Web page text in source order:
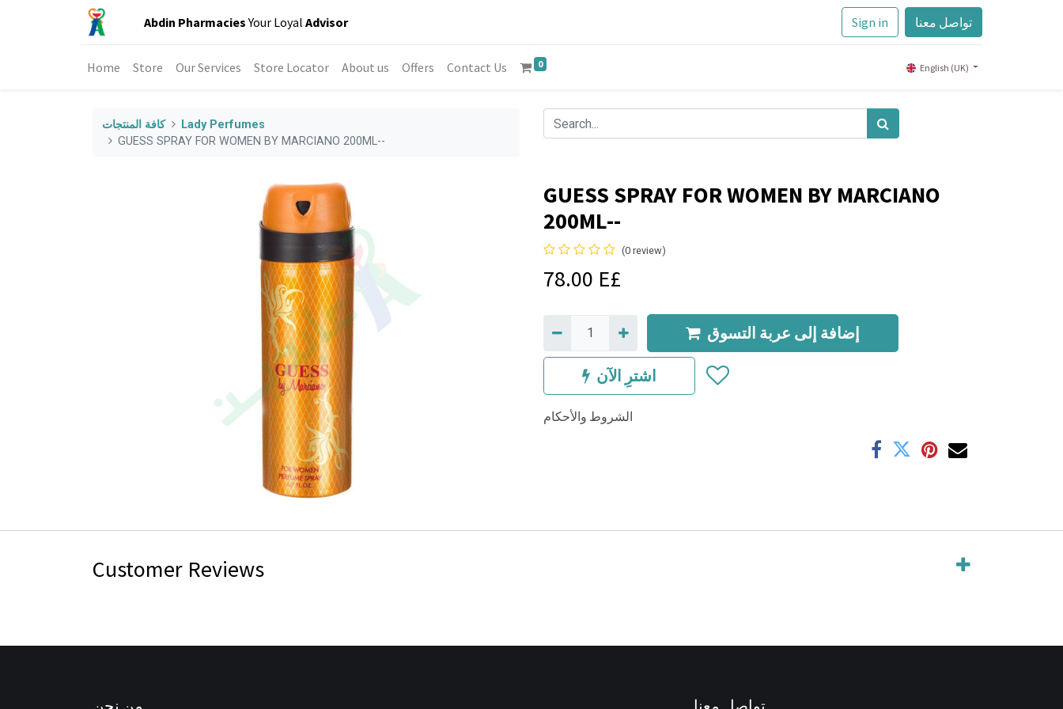
Abdin PharmaciesYour Loyal Advisor Sign in تواصل معنا
Home Store Our Services Store Locator About us Offers Contact Us 0 English (UK)
كافة المنتجات
Lady Perfumes
GUESS SPRAY FOR WOMEN BY MARCIANO 200ML--
GUESS SPRAY FOR WOMEN BY MARCIANO
200ML--
(0 review)
78.00 E£
إضافة إلى عربة التسوق
اشترِ الآن
الشروط والأحكام
Customer Reviews